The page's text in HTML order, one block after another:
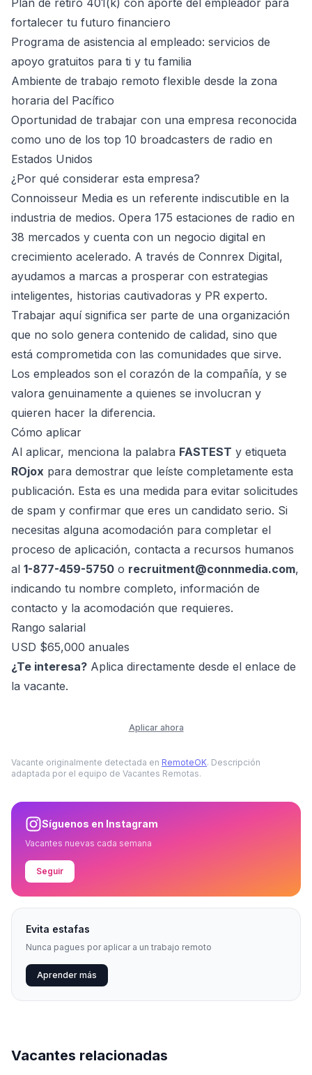
Plan de retiro 401(k) con aporte del empleador para
fortalecer tu futuro financiero
Programa de asistencia al empleado: servicios de
apoyo gratuitos para ti y tu familia
Ambiente de trabajo remoto flexible desde la zona
horaria del Pacífico
Oportunidad de trabajar con una empresa reconocida
como uno de los top 10 broadcasters de radio en
Estados Unidos
¿Por qué considerar esta empresa?
Connoisseur Media es un referente indiscutible en la
industria de medios. Opera 175 estaciones de radio en
38 mercados y cuenta con un negocio digital en
crecimiento acelerado. A través de Connrex Digital,
ayudamos a marcas a prosperar con estrategias
inteligentes, historias cautivadoras y PR experto.
Trabajar aquí significa ser parte de una organización
que no solo genera contenido de calidad, sino que
está comprometida con las comunidades que sirve.
Los empleados son el corazón de la compañía, y se
valora genuinamente a quienes se involucran y
quieren hacer la diferencia.
Cómo aplicar
Al aplicar, menciona la palabra FASTEST y etiqueta
ROjox para demostrar que leíste completamente esta
publicación. Esta es una medida para evitar solicitudes
de spam y confirmar que eres un candidato serio. Si
necesitas alguna acomodación para completar el
proceso de aplicación, contacta a recursos humanos
al 1-877-459-5750 o recruitment@connmedia.com,
indicando tu nombre completo, información de
contacto y la acomodación que requieres.
Rango salarial
USD $65,000 anuales
¿Te interesa? Aplica directamente desde el enlace de
la vacante.
Aplicar ahora
Vacante originalmente detectada en RemoteOK. Descripción
adaptada por el equipo de Vacantes Remotas.
Síguenos en Instagram
Vacantes nuevas cada semana
Seguir
Evita estafas
Nunca pagues por aplicar a un trabajo remoto
Aprender más
Vacantes relacionadas